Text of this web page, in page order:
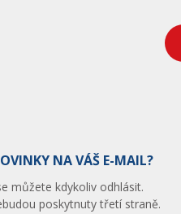
NA VÁŠ E-MAIL?
můžete kdykoliv odhlásit.
poskytnuty třetí straně.